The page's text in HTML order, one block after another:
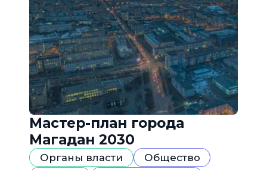
Мастер-план города
Магадан 2030
Органы власти
Общество